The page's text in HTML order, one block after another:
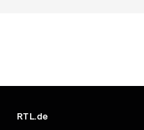
RTL.de